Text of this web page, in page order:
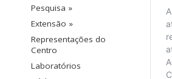
Pesquisa »
Extensão »
Representações do
Centro
Laboratórios